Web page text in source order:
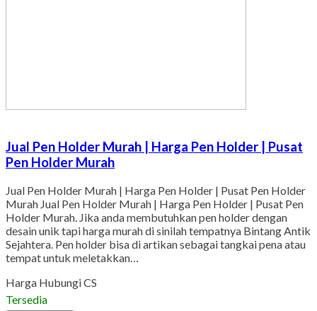
Jual Pen Holder Murah | Harga Pen Holder | Pusat
Pen Holder Murah
Jual Pen Holder Murah | Harga Pen Holder | Pusat Pen Holder
Murah Jual Pen Holder Murah | Harga Pen Holder | Pusat Pen
Holder Murah. Jika anda membutuhkan pen holder dengan
desain unik tapi harga murah di sinilah tempatnya Bintang Antik
Sejahtera. Pen holder bisa di artikan sebagai tangkai pena atau
tempat untuk meletakkan…
Harga Hubungi CS
Tersedia